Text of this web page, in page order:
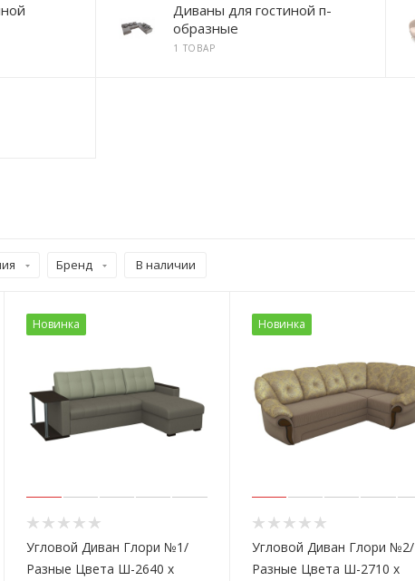
Диваны для гостиной п-
образные
1 ТОВАР
Бренд В наличии
Новинка
Угловой Диван Глори №1/
Разные Цвета Ш-2640 х
Новинка
Угловой Диван Глори №2/
Разные Цвета Ш-2710 х